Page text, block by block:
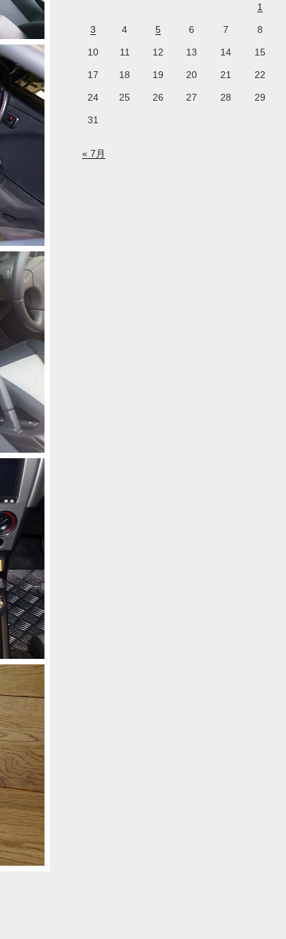
1
3 4 5 6 7 8
10 11 12 13 14 15
17 18 19 20 21 22
24 25 26 27 28 29
31
« 7月